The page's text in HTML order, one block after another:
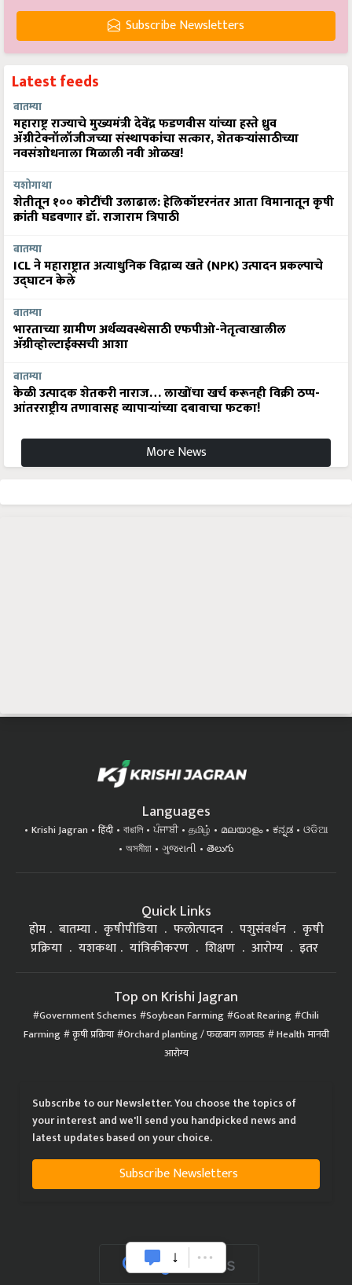
Subscribe Newsletters
Latest feeds
बातम्या
महाराष्ट्र राज्याचे मुख्यमंत्री देवेंद्र फडणवीस यांच्या हस्ते ध्रुव
ॲग्रीटेक्नॉलॉजीजच्या संस्थापकांचा सत्कार, शेतकऱ्यांसाठीच्या
नवसंशोधनाला मिळाली नवी ओळख!
यशोगाथा
शेतीतून १०० कोटींची उलाढाल: हेलिकॉप्टरनंतर आता विमानातून कृषी
क्रांती घडवणार डॉ. राजाराम त्रिपाठी
बातम्या
ICL ने महाराष्ट्रात अत्याधुनिक विद्राव्य खते (NPK) उत्पादन प्रकल्पाचे
उद्घाटन केले
बातम्या
भारताच्या ग्रामीण अर्थव्यवस्थेसाठी एफपीओ-नेतृत्वाखालील
अ‍ॅग्रीव्होल्टाईक्सची आशा
बातम्या
केळी उत्पादक शेतकरी नाराज… लाखोंचा खर्च करूनही विक्री ठप्प-
आंतरराष्ट्रीय तणावासह व्यापाऱ्यांच्या दबावाचा फटका!
More News
Languages
Krishi Jagran हिंदी বাঙালি ਪੰਜਾਬੀ தமிழ் മലയാളം ಕನ್ನಡ
ଓଡିଆ
অসমীয়া
ગુજરાતી తెలుగు
Quick Links
होम बातम्या कृषीपीडिया फलोत्पादन पशुसंवर्धन
कृषी
प्रक्रिया
यशकथा यांत्रिकीकरण शिक्षण आरोग्य इतर
Top on Krishi Jagran
Government Schemes Soybean Farming Goat Rearing Chili
Farming कृषी प्रक्रिया Orchard planting / फळबाग लागवड Health मानवी
आरोग्य
Subscribe to our Newsletter. You choose the topics of
your interest and we'll send you handpicked news and
latest updates based on your choice.
Subscribe Newsletters